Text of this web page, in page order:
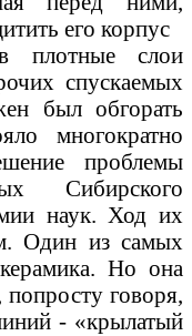
его корпус
плотные слои
спускаемых
был обгорать
многократно
проблемы
Сибирского
наук. Ход их
Один из самых
Но она
говоря,
- «крылатый